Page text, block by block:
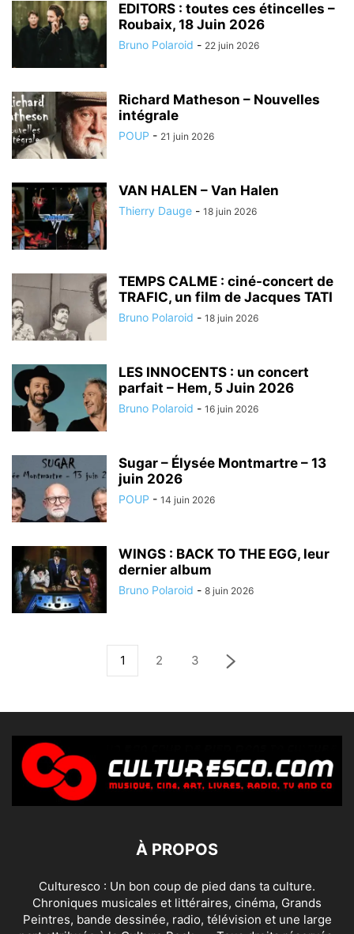
EDITORS : toutes ces étincelles –
Roubaix, 18 Juin 2026
Bruno Polaroid - 22 juin 2026
Richard Matheson – Nouvelles
intégrale
POUP - 21 juin 2026
VAN HALEN – Van Halen
Thierry Dauge - 18 juin 2026
TEMPS CALME : ciné-concert de
TRAFIC, un film de Jacques TATI
Bruno Polaroid - 18 juin 2026
LES INNOCENTS : un concert
parfait – Hem, 5 Juin 2026
Bruno Polaroid - 16 juin 2026
Sugar – Élysée Montmartre – 13
juin 2026
POUP - 14 juin 2026
WINGS : BACK TO THE EGG, leur
dernier album
Bruno Polaroid - 8 juin 2026
1 2 3
À PROPOS
Culturesco : Un bon coup de pied dans ta culture.
Chroniques musicales et littéraires, cinéma, Grands
Peintres, bande dessinée, radio, télévision et une large